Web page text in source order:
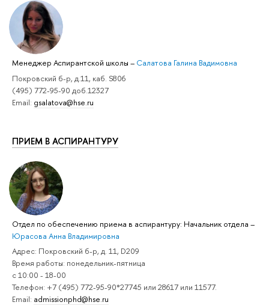
Менеджер Аспирантской школы – Салатова Галина Вадимовна
Покровский б-р, д.11, каб. S806
(495) 772-95-90 доб.12327
Email: gsalatova@hse.ru
ПРИЕМ В АСПИРАНТУРУ
Отдел по обеспечению приема в аспирантуру: Начальник отдела –
Юрасова Анна Владимировна
Адрес: Покровский б-р, д. 11, D209
Время работы: понедельник-пятница
с 10:00 - 18-00
Телефон: +7 (495) 772-95-90*27745 или 28617 или 11577.
Email: admissionphd@hse.ru